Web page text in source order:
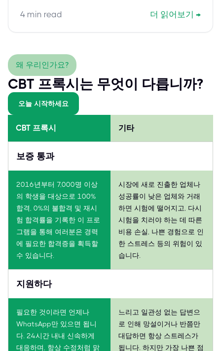
4 min read 더 읽어보기 →
왜 우리인가요?
CBT 프록시는 무엇이 다릅니까?
오늘 시작하세요
CBT 프록시 기타
보증 통과
2016년부터 7,000명 이상
의 학생을 대상으로 100%
합격, 0%의 불합격 및 재시
험 합격률을 기록한 이 프로
그램을 통해 여러분은 경력
에 필요한 합격증을 획득할
수 있습니다.
시장에 새로 진출한 업체나
성공률이 낮은 업체와 거래
하면 시험에 떨어지고, 다시
시험을 치러야 하는 데 따른
비용 손실, 나쁜 경험으로 인
한 스트레스 등의 위험이 있
습니다.
지원하다
필요한 것이라면 언제나
WhatsApp만 있으면 됩니
다. 24시간 내내 신속하게
대응하며, 항상 수정처럼 맑
느리고 일관성 없는 답변으
로 인해 망설이거나 반쯤만
대답하면 항상 스트레스가
됩니다. 하지만 가장 나쁜 점